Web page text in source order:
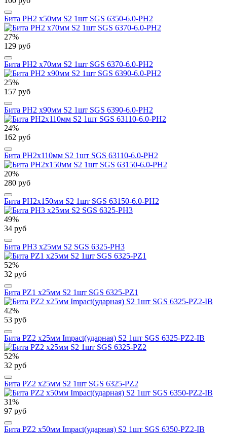
Бита PH2 х50мм S2 1шт SGS 6350-6.0-PH2
27%
129 руб
Бита PH2 х70мм S2 1шт SGS 6370-6.0-PH2
25%
157 руб
Бита PH2 х90мм S2 1шт SGS 6390-6.0-PH2
24%
162 руб
Бита PH2х110мм S2 1шт SGS 63110-6.0-PH2
20%
280 руб
Бита PH2х150мм S2 1шт SGS 63150-6.0-PH2
49%
34 руб
Бита PH3 х25мм S2 SGS 6325-PH3
52%
32 руб
Бита PZ1 х25мм S2 1шт SGS 6325-PZ1
42%
53 руб
Бита PZ2 х25мм Impact(ударная) S2 1шт SGS 6325-PZ2-IB
52%
32 руб
Бита PZ2 х25мм S2 1шт SGS 6325-PZ2
31%
97 руб
Бита PZ2 х50мм Impact(ударная) S2 1шт SGS 6350-PZ2-IB